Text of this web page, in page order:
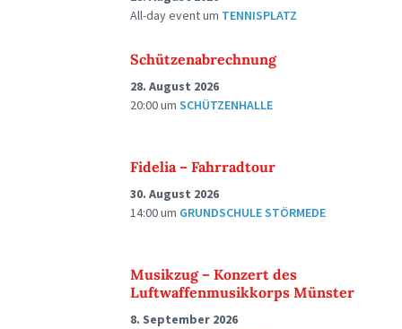
All-day eventum TENNISPLATZ
Schützenabrechnung
28. August 2026
20:00um SCHÜTZENHALLE
Fidelia – Fahrradtour
30. August 2026
14:00um GRUNDSCHULE STÖRMEDE
Musikzug – Konzert des
Luftwaffenmusikkorps Münster
8. September 2026